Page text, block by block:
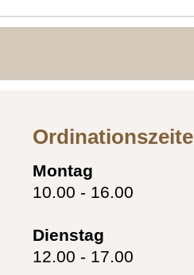
Montag
10.00 - 16.00
Dienstag
12.00 - 17.00